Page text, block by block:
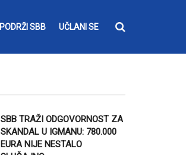
PODRŽI SBB UČLANI SE
SBB TRAŽI ODGOVORNOST ZA
SKANDAL U IGMANU: 780.000
EURA NIJE NESTALO